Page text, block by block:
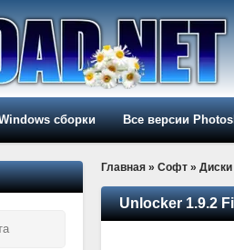
сборки Все версии
Главная » Софт »
Unlocker 1.9.2